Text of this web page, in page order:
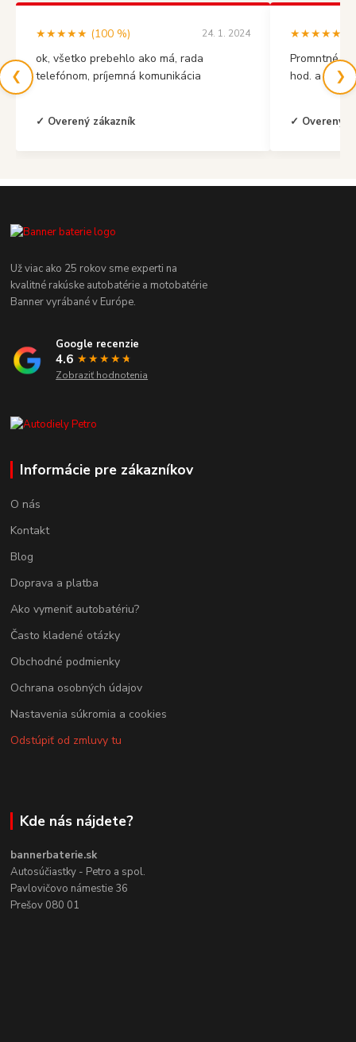
❮
★★★★★ (100 %) 24. 1. 2024
ok, všetko prebehlo ako má, rada
telefónom, príjemná komunikácia
✓ Overený zákazník
★★★★★
Promntné
hod. a mal
✓ Overený
❯
Už viac ako 25 rokov sme experti na
kvalitné rakúske autobatérie a motobatérie
Banner vyrábané v Európe.
Google recenzie
4.6 ★★★★★
★
Zobraziť hodnotenia
Informácie pre zákazníkov
O nás
Kontakt
Blog
Doprava a platba
Ako vymeniť autobatériu?
Často kladené otázky
Obchodné podmienky
Ochrana osobných údajov
Nastavenia súkromia a cookies
Odstúpiť od zmluvy tu
Kde nás nájdete?
bannerbaterie.sk
Autosúčiastky - Petro a spol.
Pavlovičovo námestie 36
Prešov 080 01